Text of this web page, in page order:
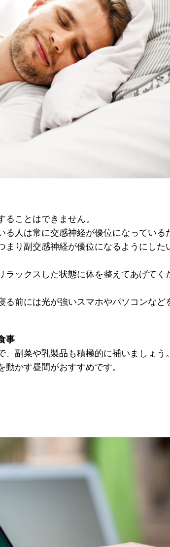
ことはできません。
人は常に交感神経が優位になっている
り副交感神経が優位になるようにした
ラックスした状態に体を整えてあげてく
前には光が強いスマホやパソコンなど
事
副菜や乳製品も積極的に補いましょう。
かす昼間がおすすめです。